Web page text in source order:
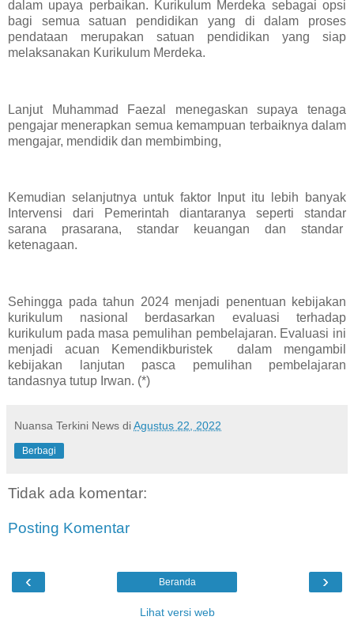
dalam upaya perbaikan. Kurikulum Merdeka sebagai opsi
bagi semua satuan pendidikan yang di dalam proses
pendataan merupakan satuan pendidikan yang siap
melaksanakan Kurikulum Merdeka.
Lanjut Muhammad Faezal menegaskan supaya tenaga
pengajar menerapkan semua kemampuan terbaiknya dalam
mengajar, mendidik dan membimbing,
Kemudian selanjutnya untuk faktor Input itu lebih banyak
Intervensi dari Pemerintah diantaranya seperti standar
sarana prasarana, standar keuangan dan standar
ketenagaan.
Sehingga pada tahun 2024 menjadi penentuan kebijakan
kurikulum nasional berdasarkan evaluasi terhadap
kurikulum pada masa pemulihan pembelajaran. Evaluasi ini
menjadi acuan Kemendikburistek dalam mengambil
kebijakan lanjutan pasca pemulihan pembelajaran
tandasnya tutup Irwan. (*)
Nuansa Terkini News diAgustus 22, 2022
Berbagi
Tidak ada komentar:
Posting Komentar
‹ ›
Beranda
Lihat versi web